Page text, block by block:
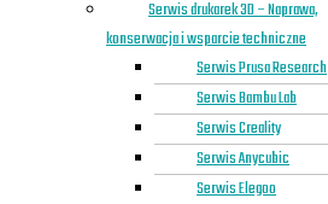
Serwis drukarek 3D – Naprawa,
konserwacja i wsparcie techniczne
Serwis Prusa Research
Serwis Bambu Lab
Serwis Creality
Serwis Anycubic
Serwis Elegoo